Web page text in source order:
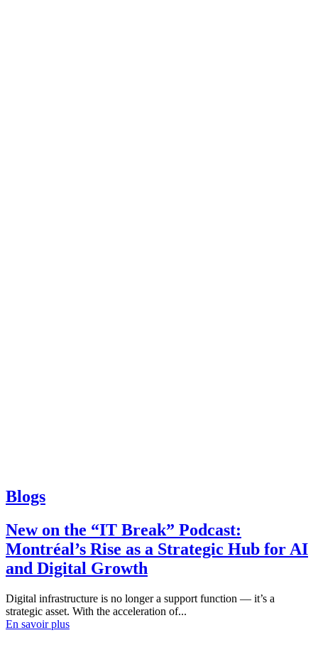
Blogs
New on the “IT Break” Podcast:
Montréal’s Rise as a Strategic Hub for AI
and Digital Growth
Digital infrastructure is no longer a support function — it’s a
strategic asset. With the acceleration of...
En savoir plus